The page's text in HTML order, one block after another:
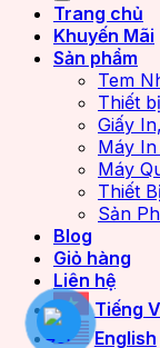
Trang chủ
Khuyến Mãi
Sản phẩm
Tem
Thiết
Giấy
Máy
Máy
Thiết
Sản
Blog
Giỏ hàng
Liên hệ
Tiếng
English